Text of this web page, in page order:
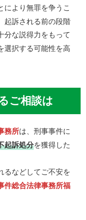
により無罪を争うこ
起訴される前の段階
分な説得力をもって
選択する可能性を高
ご相談は
務所は、刑事事件に
起訴処分を獲得した
るなどしてご不安を
件総合法律事務所福